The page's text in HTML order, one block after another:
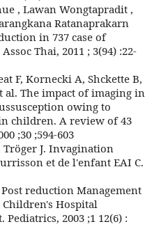
, Lawan Wongtapradit ,
Ratanaprakarn
in 737 case of
Thai, 2011 ; 3(94) :22-
F, Kornecki A, Shckette B,
al. The impact of imaging in
owing to
children. A review of 43
;30 ;594-603
Tröger J. Invagination
et de l'enfant EAI C.
reduction Management
Hospital
2003 ;1 12(6) :